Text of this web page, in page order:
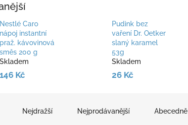
Nestlé Caro
nápoj instantní
praž. kávovinová
směs 200 g
Skladem
146 Kč
Pudink bez
vaření Dr. Oetker
slaný karamel
53g
Skladem
26 Kč
Nejdražší Nejprodávanější Abecedně